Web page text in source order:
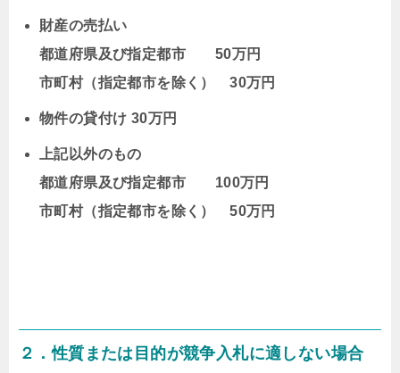
財産の売払い
都道府県及び指定都市 50万円
市町村（指定都市を除く） 30万円
物件の貸付け 30万円
上記以外のもの
都道府県及び指定都市 100万円
市町村（指定都市を除く） 50万円
２．性質または目的が競争入札に適しない場合